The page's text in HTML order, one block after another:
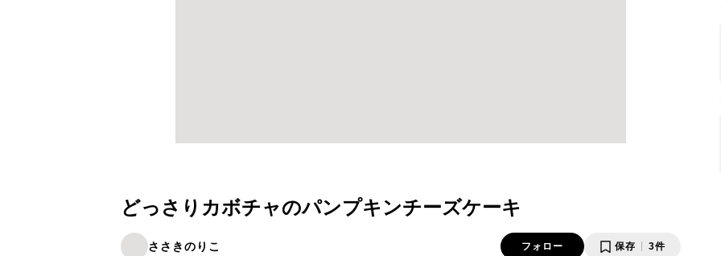
どっさりカボチャのパンプキンチーズケーキ
ささきのりこ フォロー 保存 3件